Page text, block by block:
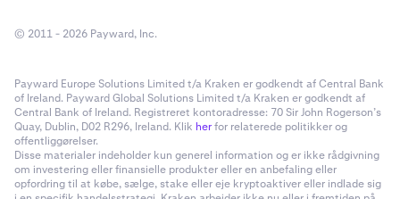
© 2011 - 2026 Payward, Inc.
Payward Europe Solutions Limited t/a Kraken er godkendt af Central Bank
of Ireland. Payward Global Solutions Limited t/a Kraken er godkendt af
Central Bank of Ireland. Registreret kontoradresse: 70 Sir John Rogerson’s
Quay, Dublin, D02 R296, Ireland. Klik herfor relaterede politikker og
offentliggørelser.
Disse materialer indeholder kun generel information og er ikke rådgivning
om investering eller finansielle produkter eller en anbefaling eller
opfordring til at købe, sælge, stake eller eje kryptoaktiver eller indlade sig